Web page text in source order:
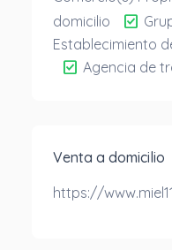
domicilio
check_box
Establecimiento
check_box Agencia de
Venta a domicilio
https://